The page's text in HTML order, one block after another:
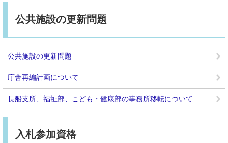
公共施設の更新問題
公共施設の更新問題
庁舎再編計画について
長船支所、福祉部、こども・健康部の事務所移転について
入札参加資格